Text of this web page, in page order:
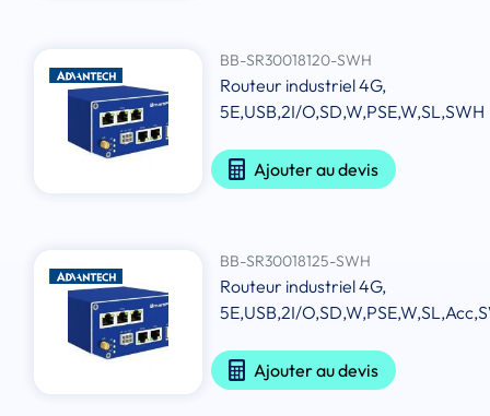
BB-SR30018120-SWH
Routeur industriel 4G,
5E,USB,2I/O,SD,W,PSE,W,SL,SWH
Ajouter au devis
BB-SR30018125-SWH
Routeur industriel 4G,
5E,USB,2I/
Ajouter au devis